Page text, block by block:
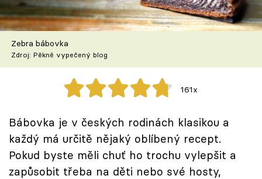
Škola vaření
Recepty z TV
Speciál: Cuketa
Těhotnej kuchař
Sledujte prima+
Přihlášení
Zebra bábovka
Zdroj: Pěkně vypečený blog
161x
Bábovka je v českých rodinách klasikou a
každý má určitě nějaký oblíbený recept.
Pokud byste měli chuť ho trochu vylepšit a
zapůsobit třeba na děti nebo své hosty,